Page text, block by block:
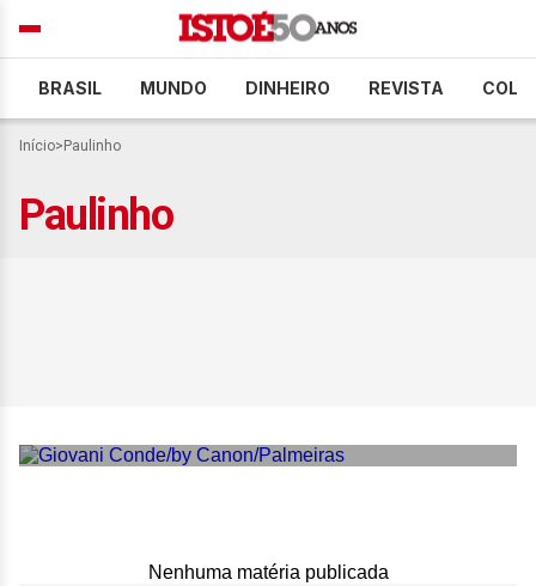
BRASIL MUNDO DINHEIRO REVISTA
Início> Paulinho
Paulinho
Nenhuma matéria publicada